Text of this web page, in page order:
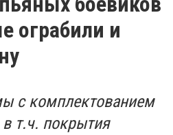
ограбили и
с комплектованием
т.ч. покрытия